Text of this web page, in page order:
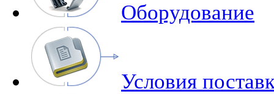
Оборудование
Условия